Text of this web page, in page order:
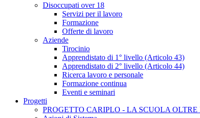
Disoccupati over 18
Servizi per il lavoro
Formazione
Offerte di lavoro
Aziende
Tirocinio
Apprendistato di 1° livello (Articolo 43)
Apprendistato di 2° livello (Articolo 44)
Ricerca lavoro e personale
Formazione continua
Eventi e seminari
Progetti
PROGETTO CARIPLO - LA SCUOLA OLTRE